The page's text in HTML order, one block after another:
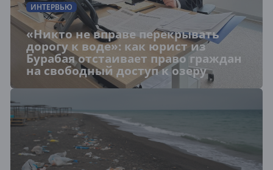
ИНТЕРВЬЮ
«Никто не вправе перекрывать
дорогу к воде»: как юрист из
Бурабая отстаивает право граждан
на свободный доступ к озеру